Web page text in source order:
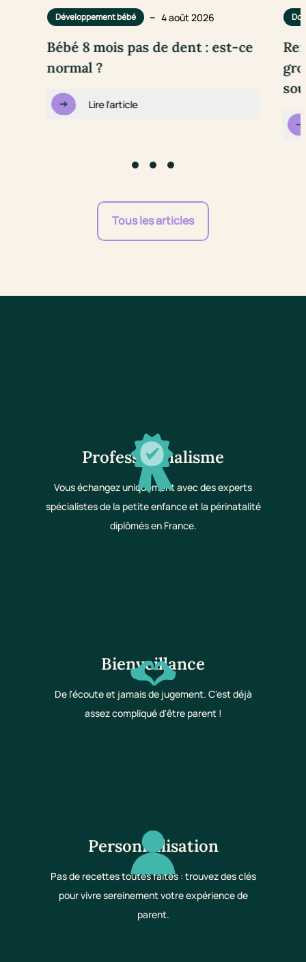
Développement bébé – 4 août 2026
Bébé 8 mois pas de dent : est-ce
normal ?
Lire l'article
Tous les articles
Professionnalisme
Vous échangez uniquement avec des experts
spécialistes de la petite enfance et la périnatalité
diplômés en France.
Bienveillance
De l'écoute et jamais de jugement. C'est déjà
assez compliqué d'être parent !
Personnalisation
Pas de recettes toutes faites : trouvez des clés
pour vivre sereinement votre expérience de
parent.